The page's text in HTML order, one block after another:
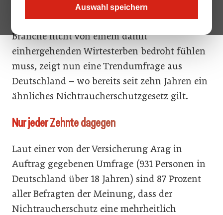
Auswahl speichern
Dann gilt das allgemeine Rauchverbot auch
in heimischen Gaststätten. Dass sich die
Branche nicht von einem damit
einhergehenden Wirtesterben bedroht fühlen
muss, zeigt nun eine Trendumfrage aus
Deutschland – wo bereits seit zehn Jahren ein
ähnliches Nichtraucherschutzgesetz gilt.
Nur jeder Zehnte dagegen
Laut einer von der Versicherung Arag in
Auftrag gegebenen Umfrage (931 Personen in
Deutschland über 18 Jahren) sind 87 Prozent
aller Befragten der Meinung, dass der
Nichtraucherschutz eine mehrheitlich